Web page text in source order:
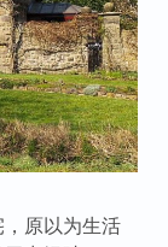
原以为生活